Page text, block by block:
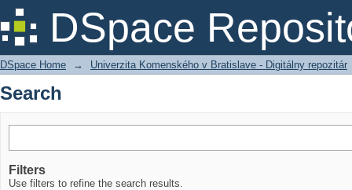
DSpace
Search
DSpace Home → Univerzita Komenského v Bratislave - Digitálny repozitár
Search
Filters
Use filters to refine the search results.